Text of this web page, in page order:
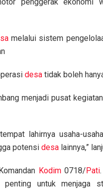
melalui sistem
desa tidak boleh
menjadi pusat
lahirnya usaha-
potensi desa lainnya,”
Kodim0718/Pati
penting untuk menjaga